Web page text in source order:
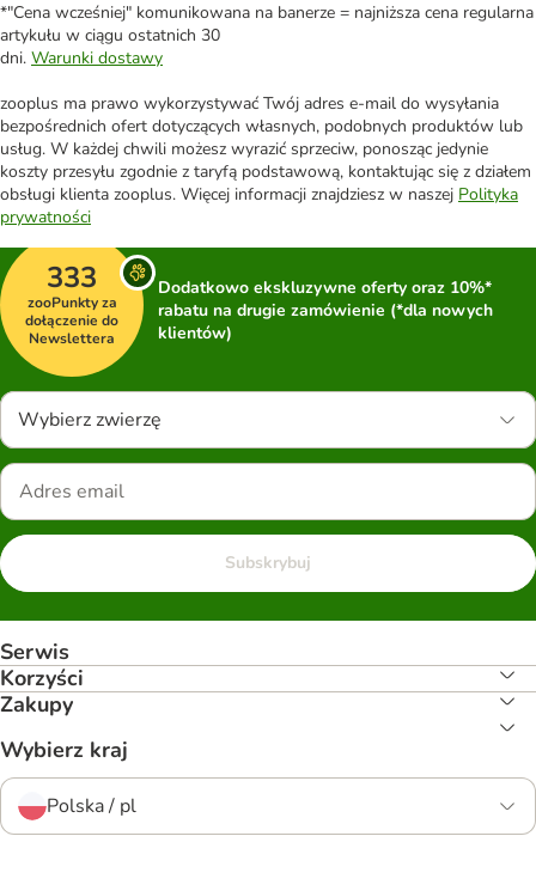
*"Cena wcześniej" komunikowana na banerze = najniższa cena regularna
artykułu w ciągu ostatnich 30
dni. Warunki dostawy
zooplus ma prawo wykorzystywać Twój adres e-mail do wysyłania
bezpośrednich ofert dotyczących własnych, podobnych produktów lub
usług. W każdej chwili możesz wyrazić sprzeciw, ponosząc jedynie
koszty przesyłu zgodnie z taryfą podstawową, kontaktując się z działem
obsługi klienta zooplus. Więcej informacji znajdziesz w naszej Polityka
prywatności
333
zooPunkty za
dołączenie do
Newslettera
Dodatkowo ekskluzywne oferty oraz 10%*
rabatu na drugie zamówienie (*dla nowych
klientów)
Wybierz zwierzę
Subskrybuj
Serwis
Korzyści
Zakupy
Wybierz kraj
Polska / pl